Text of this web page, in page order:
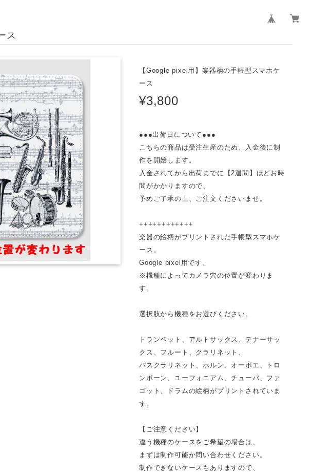
ス
【Google pixel用】楽器柄の手帳型スマホケ
ース
¥3,800
●●●出荷日について●●●
こちらの商品は受注生産のため、入金後に制
作を開始します。
入金されてから出荷までに【2週間】ほどお時
間がかかりますので、
予めご了承の上、ご注文くださいませ。
++++++++++++
楽器の絵柄がプリントされた手帳型スマホケ
ース。
Google pixel用です。
※機種によってカメラ穴の位置が変わりま
す。
選択肢から機種をお選びください。
トランペット、アルトサックス、テナーサッ
クス、フルート、クラリネット、
バスクラリネット、ホルン、オーボエ、トロ
ンボーン、ユーフォニアム、チューバ、ファ
ゴット、ドラムの絵柄がプリントされていま
す。
【ご注意ください】
違う機種のケースをご希望の場合は、
まずは制作可能か問い合わせください。
制作できないケースもありますので、